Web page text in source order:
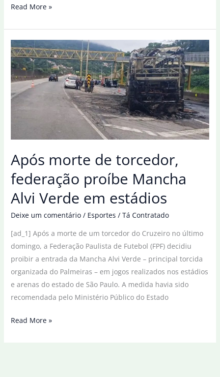
Operação
Polícia
Civil
mira
seis
torcedores
da
Mancha
Read More »
Após morte de torcedor,
federação proíbe Mancha
Alvi Verde em estádios
Deixe um comentário / Esportes / Tá Contratado
[ad_1] Após a morte de um torcedor do Cruzeiro no último
domingo, a Federação Paulista de Futebol (FPF) decidiu
proibir a entrada da Mancha Alvi Verde – principal torcida
organizada do Palmeiras – em jogos realizados nos estádios
e arenas do estado de São Paulo. A medida havia sido
recomendada pelo Ministério Público do Estado
Após
Read More »